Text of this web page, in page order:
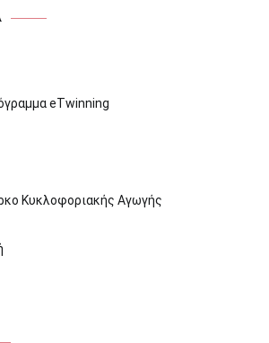
eTwinning
Κυκλοφοριακής Αγωγής